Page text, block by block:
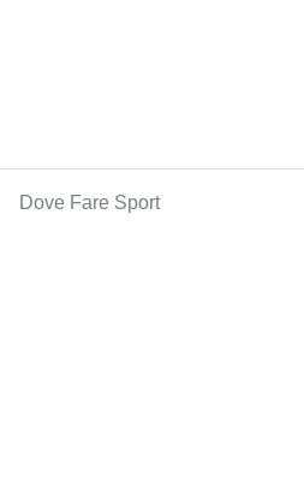
Dove Fare Sport